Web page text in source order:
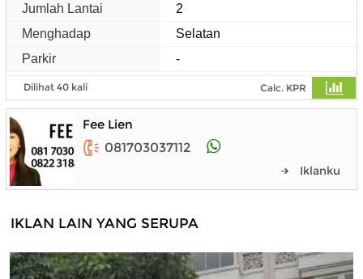
Jumlah Lantai
2
Menghadap
Selatan
Parkir
-
Dilihat 40 kali Calc. KPR
Fee Lien
081703037112
Iklanku
IKLAN LAIN YANG SERUPA